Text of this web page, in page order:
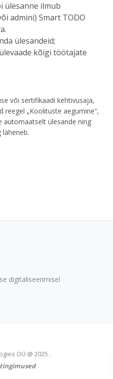
ülesanne ilmub
admini) Smart TODO
ülesandeid;
kõigi töötajate
või sertifikaadi kehtivusaja,
reegel „Koolituste aegumine“,
automaatselt ülesande ning
digitaliseerimisel
OÜ @ 2025 .